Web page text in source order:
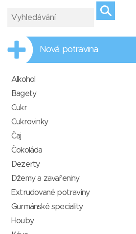
Nová potravina
Alkohol
Bagety
Cukr
Cukrovinky
Čaj
Čokoláda
Dezerty
Džemy a zavařeniny
Extrudované potraviny
Gurmánské speciality
Houby